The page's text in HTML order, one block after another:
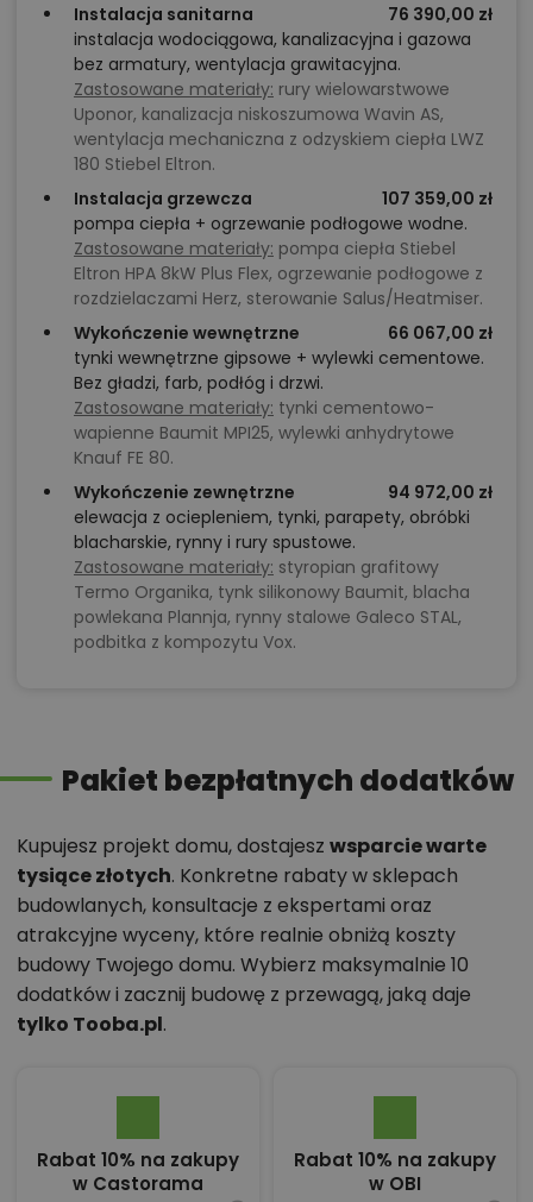
Instalacja sanitarna
76 390,00 zł
instalacja wodociągowa, kanalizacyjna i gazowa
bez armatury, wentylacja grawitacyjna.
Zastosowane materiały: rury wielowarstwowe
Uponor, kanalizacja niskoszumowa Wavin AS,
wentylacja mechaniczna z odzyskiem ciepła LWZ
180 Stiebel Eltron.
Instalacja grzewcza
107 359,00 zł
pompa ciepła + ogrzewanie podłogowe wodne.
Zastosowane materiały: pompa ciepła Stiebel
Eltron HPA 8kW Plus Flex, ogrzewanie podłogowe z
rozdzielaczami Herz, sterowanie Salus/Heatmiser.
Wykończenie wewnętrzne
66 067,00 zł
tynki wewnętrzne gipsowe + wylewki cementowe.
Bez gładzi, farb, podłóg i drzwi.
Zastosowane materiały: tynki cementowo-
wapienne Baumit MPI25, wylewki anhydrytowe
Knauf FE 80.
Wykończenie zewnętrzne
94 972,00 zł
elewacja z ociepleniem, tynki, parapety, obróbki
blacharskie, rynny i rury spustowe.
Zastosowane materiały: styropian grafitowy
Termo Organika, tynk silikonowy Baumit, blacha
powlekana Plannja, rynny stalowe Galeco STAL,
podbitka z kompozytu Vox.
Pakiet bezpłatnych dodatków
Kupujesz projekt domu, dostajesz wsparcie warte
tysiące złotych. Konkretne rabaty w sklepach
budowlanych, konsultacje z ekspertami oraz
atrakcyjne wyceny, które realnie obniżą koszty
budowy Twojego domu. Wybierz maksymalnie 10
dodatków i zacznij budowę z przewagą, jaką daje
tylko Tooba.pl.
Rabat 10% na zakupy
w Castorama
Rabat 10% na zakupy
w OBI